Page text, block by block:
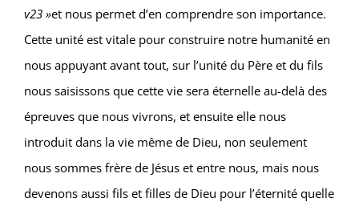
v23 »et nous permet d’en comprendre son importance.
Cette unité est vitale pour construire notre humanité en
nous appuyant avant tout, sur l’unité du Père et du fils
nous saisissons que cette vie sera éternelle au-delà des
épreuves que nous vivrons, et ensuite elle nous
introduit dans la vie même de Dieu, non seulement
nous sommes frère de Jésus et entre nous, mais nous
devenons aussi fils et filles de Dieu pour l’éternité quelle